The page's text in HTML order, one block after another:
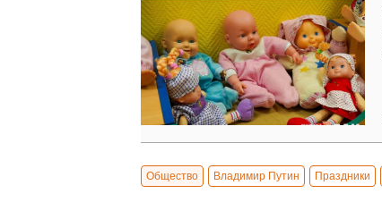
Общество Владимир Путин Праздники